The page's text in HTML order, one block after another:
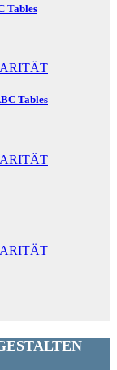
Tables
Tables